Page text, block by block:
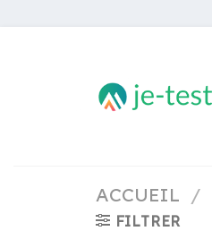
ACCUEIL /
FILTRER